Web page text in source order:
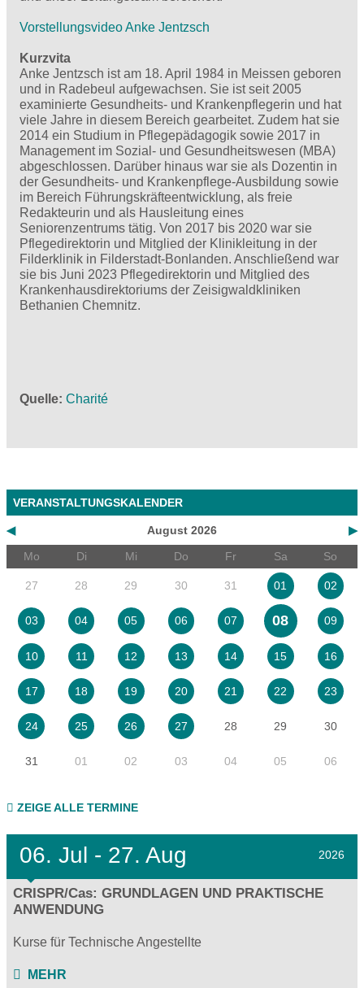
Vorstellungsvideo Anke Jentzsch
Kurzvita
Anke Jentzsch ist am 18. April 1984 in Meissen geboren
und in Radebeul aufgewachsen. Sie ist seit 2005
examinierte Gesundheits- und Krankenpflegerin und hat
viele Jahre in diesem Bereich gearbeitet. Zudem hat sie
2014 ein Studium in Pflegepädagogik sowie 2017 in
Management im Sozial- und Gesundheitswesen (MBA)
abgeschlossen. Darüber hinaus war sie als Dozentin in
der Gesundheits- und Krankenpflege-Ausbildung sowie
im Bereich Führungskräfteentwicklung, als freie
Redakteurin und als Hausleitung eines
Seniorenzentrums tätig. Von 2017 bis 2020 war sie
Pflegedirektorin und Mitglied der Klinikleitung in der
Filderklinik in Filderstadt-Bonlanden. Anschließend war
sie bis Juni 2023 Pflegedirektorin und Mitglied des
Krankenhausdirektoriums der Zeisigwaldkliniken
Bethanien Chemnitz.
Quelle Charité
VERANSTALTUNGSKALENDER
◀ ▶
August 2026
Mo
Di Mi Do Fr Sa So
27 28 29 30 31 01 02
03 04 05 06 07 08 09
10 11 12 13 14 15 16
17 18 19 20 21 22 23
24 25 26 27 28 29 30
31 01 02 03 04 05 06
ZEIGE ALLE TERMINE
06. Jul - 27. Aug 2026
CRISPR/Cas: GRUNDLAGEN UND PRAKTISCHE
ANWENDUNG
Kurse für Technische Angestellte
MEHR